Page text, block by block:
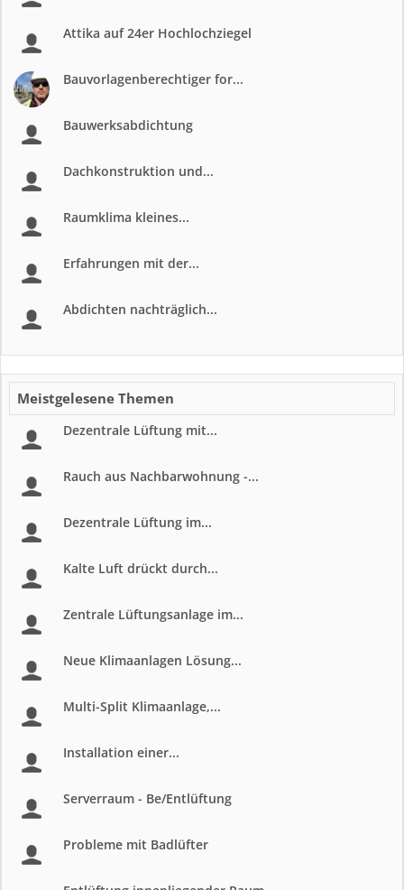
Attika auf 24er Hochlochziegel
Bauvorlagenberechtiger for...
Bauwerksabdichtung
Dachkonstruktion und...
Raumklima kleines...
Erfahrungen mit der...
Abdichten nachträglich...
Meistgelesene Themen
Dezentrale Lüftung mit...
Rauch aus Nachbarwohnung -...
Dezentrale Lüftung im...
Kalte Luft drückt durch...
Zentrale Lüftungsanlage im...
Neue Klimaanlagen Lösung...
Multi-Split Klimaanlage,...
Installation einer...
Serverraum - Be/Entlüftung
Probleme mit Badlüfter